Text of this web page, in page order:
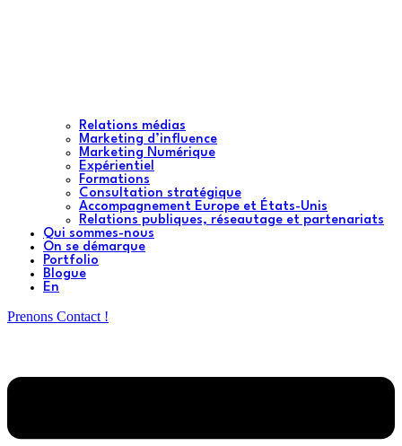
Relations médias
Marketing d’influence
Marketing Numérique
Expérientiel
Formations
Consultation stratégique
Accompagnement Europe et États-Unis
Relations publiques, réseautage et partenariats
Qui sommes-nous
On se démarque
Portfolio
Blogue
En
Prenons Contact !